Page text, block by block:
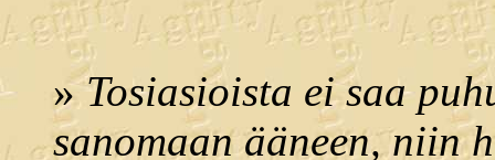
»Tosiasioista ei saa
sanomaan ääneen, niin